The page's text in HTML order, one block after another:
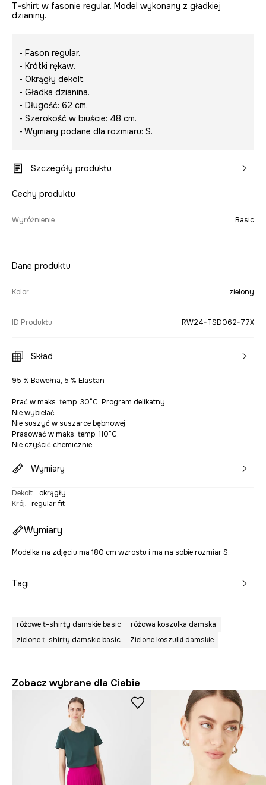
T-shirt w fasonie regular. Model wykonany z gładkiej
dzianiny.
- Fason regular.
- Krótki rękaw.
- Okrągły dekolt.
- Gładka dzianina.
- Długość: 62 cm.
- Szerokość w biuście: 48 cm.
- Wymiary podane dla rozmiaru: S.
Szczegóły produktu
Cechy produktu
Wyróżnienie Basic
Dane produktu
Kolor zielony
ID Produktu RW24-TSD062-77X
Skład
95 % Bawełna, 5 % Elastan
Prać w maks. temp. 30°C. Program delikatny.
Nie wybielać.
Nie suszyć w suszarce bębnowej.
Prasować w maks. temp. 110°C.
Nie czyścić chemicznie.
Wymiary
Dekolt:
okrągły
Krój: regular fit
Wymiary
Modelka na zdjęciu ma 180 cm wzrostu i ma na sobie rozmiar S.
Tagi
różowe t-shirty damskie basic
różowa koszulka damska
zielone t-shirty damskie basic
Zielone koszulki damskie
Zobacz wybrane dla Ciebie